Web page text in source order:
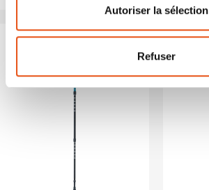
Autoriser la sélection
Refuser